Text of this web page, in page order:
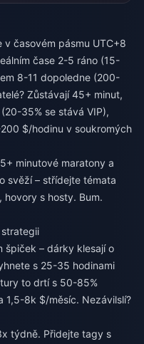
v časovém pásmu UTC+8
čase 2-5 ráno (15-
8-11 dopoledne (200-
Zůstávají 45+ minut,
35% se stává VIP),
$/hodinu v soukromých
minutové maratony a
svěží – střídejte témata
s hosty. Bum.
špiček – dárky klesají o
s 25-35 hodinami
to drtí s 50-85%
1,5-8k $/měsíc. Nezávilslí?
týdně. Přidejte tagy s